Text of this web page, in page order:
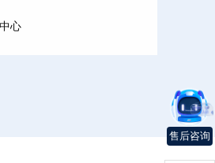
心
售后咨询